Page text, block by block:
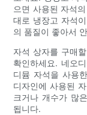
으면 사용된 자석
대로 냉장고 자석
의 품질이 좋아서
자석 상자를 구매
확인하세요. 네오
디뮴 자석을 사용
디자인에 사용된
크거나 개수가 많
됩니다.